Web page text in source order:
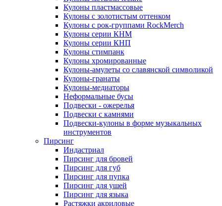
Кулоны пластмассовые
Кулоны с золотистым оттенком
Кулоны с рок-группами RockMerch
Кулоны серии КНМ
Кулоны серии КНП
Кулоны стимпанк
Кулоны хромированные
Кулоны-амулеты со славянской символикой
Кулоны-гранаты
Кулоны-медиаторы
Неформальные бусы
Подвески - ожерелья
Подвески с камнями
Подвески-кулоны в форме музыкальных
инструментов
Пирсинг
Индастриал
Пирсинг для бровей
Пирсинг для губ
Пирсинг для пупка
Пирсинг для ушей
Пирсинг для языка
Растяжки акриловые